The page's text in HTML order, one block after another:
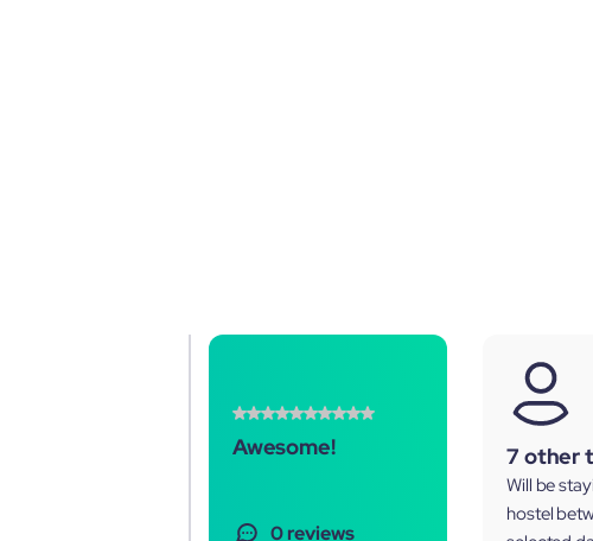
Awesome!
0 reviews
7 other
Will be
hostel